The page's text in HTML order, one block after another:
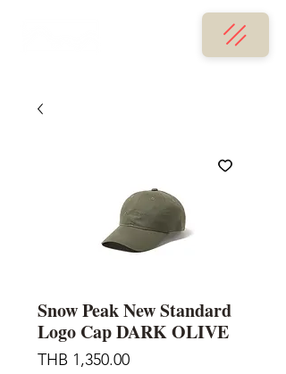
Snow Peak New Standard
Logo Cap DARK OLIVE
THB 1,350.00Price